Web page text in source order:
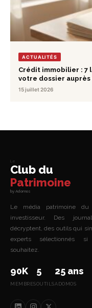
ACTUALITÉS
Crédit immobilier : 7
votre dossier auprès
15 juillet 2026
Le
Club du
Patrimoine
by Adomos
Le média patrimoine du
investisseur. Des
décryptent, des outils qui
experts sélectionnés
souhaitez.
90K
MEMBRES
5
OUTILS
25 ans
ADOMOS